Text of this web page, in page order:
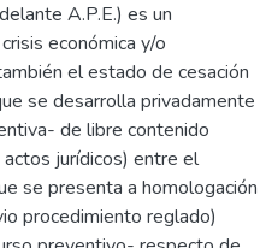
A.P.E.) es un
económica y/o
el estado de cesación
se desarrolla privadamente
de libre contenido
jurídicos) entre el
se presenta a homologación
procedimiento reglado)